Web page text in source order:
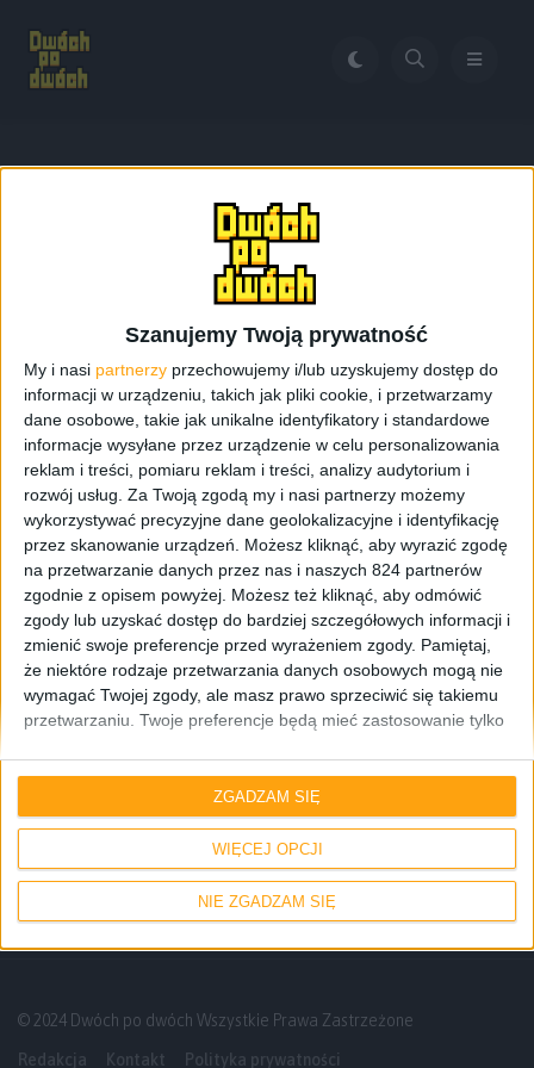
Szanujemy Twoją prywatność
My i nasi partnerzy przechowujemy i/lub uzyskujemy dostęp do
informacji w urządzeniu, takich jak pliki cookie, i przetwarzamy
dane osobowe, takie jak unikalne identyfikatory i standardowe
informacje wysyłane przez urządzenie w celu personalizowania
reklam i treści, pomiaru reklam i treści, analizy audytorium i
rozwój usług. Za Twoją zgodą my i nasi partnerzy możemy
wykorzystywać precyzyjne dane geolokalizacyjne i identyfikację
przez skanowanie urządzeń. Możesz kliknąć, aby wyrazić zgodę
na przetwarzanie danych przez nas i naszych 824 partnerów
zgodnie z opisem powyżej. Możesz też kliknąć, aby odmówić
zgody lub uzyskać dostęp do bardziej szczegółowych informacji i
zmienić swoje preferencje przed wyrażeniem zgody. Pamiętaj,
że niektóre rodzaje przetwarzania danych osobowych mogą nie
wymagać Twojej zgody, ale masz prawo sprzeciwić się takiemu
przetwarzaniu. Twoje preferencje będą mieć zastosowanie tylko
przycisk "Prywatność" na dole strony.
WIĘCEJ OPCJI
NIE ZGADZAM SIĘ
ZGADZAM SIĘ
Root telefonu a gwarancja
Root telefonu a
gwarancja
Poradniki
Galaktyczny Poradnik #2: Co to jest Root?
Tajniki rootowania
© 2024 Dwóch po dwóch Wszystkie Prawa Zastrzeżone
Redakcja Kontakt Polityka prywatności